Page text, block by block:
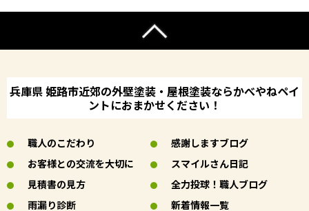
兵庫県 姫路市近郊の外壁塗装・屋根塗装ならかべやねペイ
ントにおまかせください！
職人のこだわり
お客様との交流を大切に
見積書の見方
雨漏り診断
感謝しますブログ
スマイルさん日記
全力投球！職人ブログ
新着情報一覧